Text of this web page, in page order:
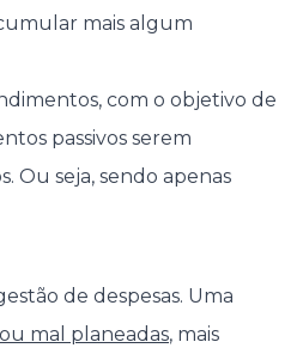
mais algum
com o objetivo de
passivos serem
Ou seja, sendo apenas
de despesas. Uma
mal planeadas, mais